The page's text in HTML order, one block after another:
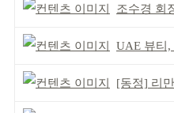
조수경 회장
UAE 뷰티
[동정] 리만코